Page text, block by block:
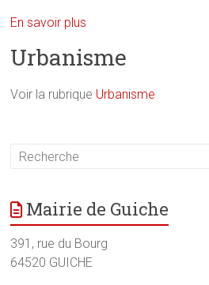
En savoir plus
Urbanisme
Voir la rubrique Urbanisme
Mairie de Guiche
391, rue du Bourg
64520 GUICHE